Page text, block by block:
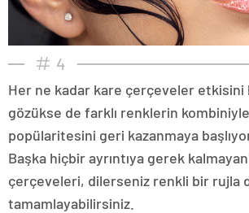
4
Her ne kadar kare çerçeveler etkisini
gözükse de farklı renklerin
popülaritesini geri kazanmaya
Başka hiçbir ayrıntıya gerek
çerçeveleri, dilerseniz renkli bir rujla
tamamlayabilirsiniz.